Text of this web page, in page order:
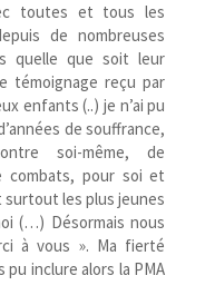
toutes et tous les
de nombreuses
quelle que soit leur
témoignage reçu par
enfants (..) je n’ai pu
de souffrance,
soi-​même, de
combats, pour soi et
les plus jeunes
(…) Désormais nous
à vous ». Ma fierté
inclure alors la PMA